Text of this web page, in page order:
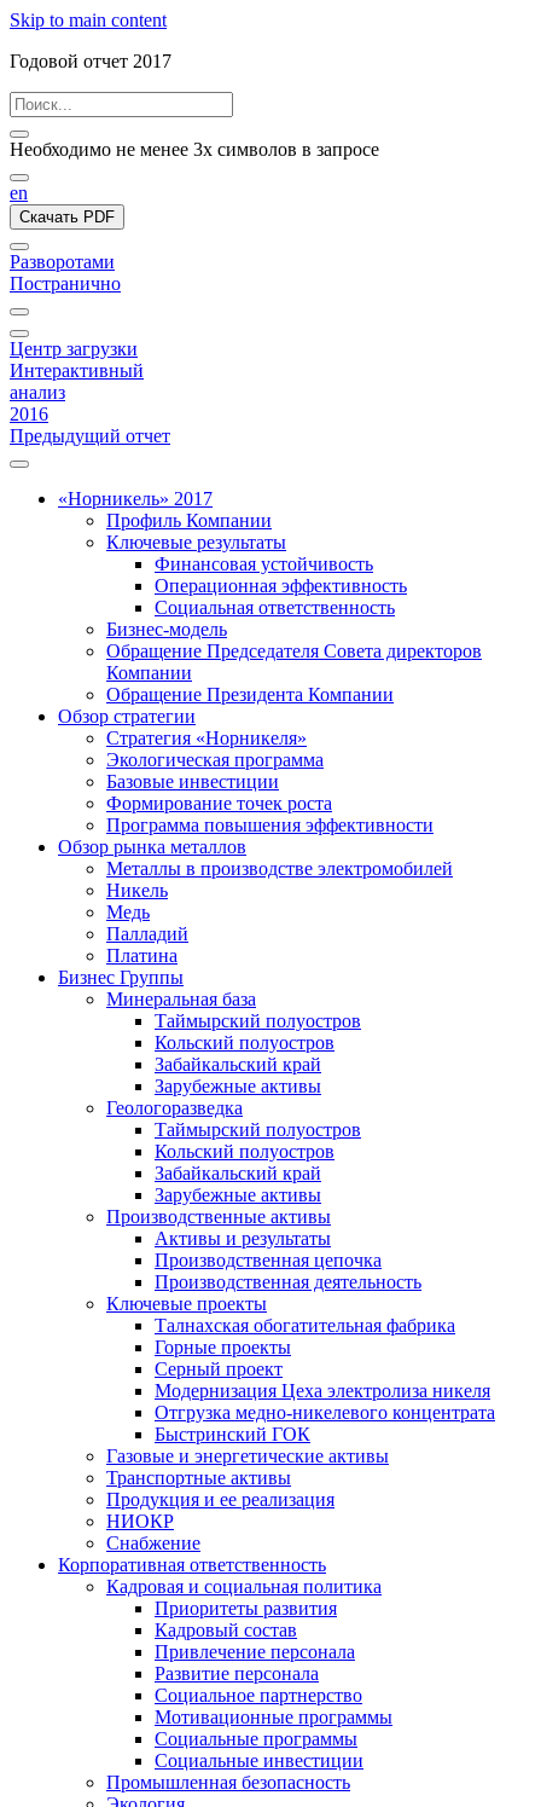
Skip to main content
Годовой отчет 2017
Необходимо не менее 3х символов в запросе
en
Скачать PDF
Разворотами
Постранично
Центр загрузки
Интерактивный
анализ
2016
Предыдущий отчет
«Норникель» 2017
Профиль Компании
Ключевые результаты
Финансовая устойчивость
Операционная эффективность
Социальная ответственность
Бизнес-модель
Обращение Председателя Совета директоров
Компании
Обращение Президента Компании
Обзор стратегии
Стратегия «Норникеля»
Экологическая программа
Базовые инвестиции
Формирование точек роста
Программа повышения эффективности
Обзор рынка металлов
Металлы в производстве электромобилей
Никель
Медь
Палладий
Платина
Бизнес Группы
Минеральная база
Таймырский полуостров
Кольский полуостров
Забайкальский край
Зарубежные активы
Геологоразведка
Таймырский полуостров
Кольский полуостров
Забайкальский край
Зарубежные активы
Производственные активы
Активы и результаты
Производственная цепочка
Производственная деятельность
Ключевые проекты
Талнахская обогатительная фабрика
Горные проекты
Серный проект
Модернизация Цеха электролиза никеля
Отгрузка медно-никелевого концентрата
Быстринский ГОК
Газовые и энергетические активы
Транспортные активы
Продукция и ее реализация
НИОКР
Снабжение
Корпоративная ответственность
Кадровая и социальная политика
Приоритеты развития
Кадровый состав
Привлечение персонала
Развитие персонала
Социальное партнерство
Мотивационные программы
Социальные программы
Социальные инвестиции
Промышленная безопасность